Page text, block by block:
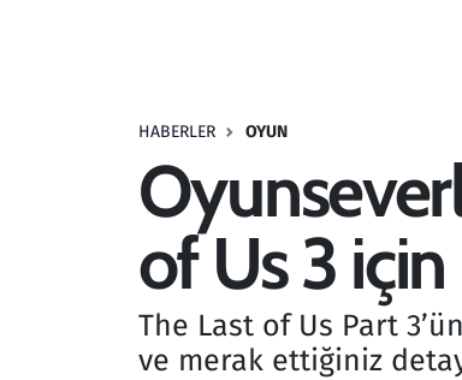
HABERLER OYUN
of Us 3
The Last of Us Part
ve merak ettiğiniz
Savunma Sanayi